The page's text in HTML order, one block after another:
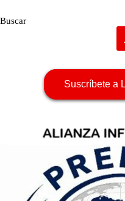
Buscar
Suscríbete a